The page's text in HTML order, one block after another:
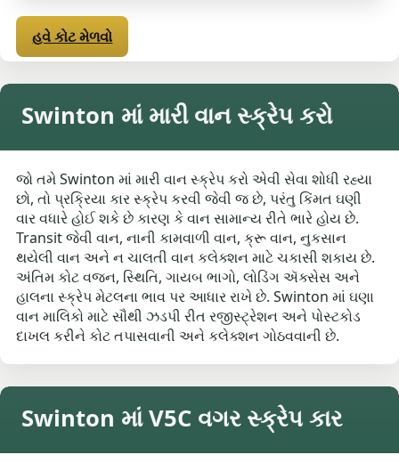
હવે કોટ મેળવો
Swinton માં મારી વાન સ્ક્રેપ કરો
જો તમે Swinton માં મારી વાન સ્ક્રેપ કરો એવી સેવા શોધી રહ્યા
છો, તો પ્રક્રિયા કાર સ્ક્રેપ કરવી જેવી જ છે, પરંતુ કિંમત ઘણી
વાર વધારે હોઈ શકે છે કારણ કે વાન સામાન્ય રીતે ભારે હોય છે.
Transit જેવી વાન, નાની કામવાળી વાન, ક્રૂ વાન, નુકસાન
થયેલી વાન અને ન ચાલતી વાન કલેક્શન માટે ચકાસી શકાય છે.
અંતિમ કોટ વજન, સ્થિતિ, ગાયબ ભાગો, લોડિંગ ઍક્સેસ અને
હાલના સ્ક્રેપ મેટલના ભાવ પર આધાર રાખે છે. Swinton માં ઘણા
વાન માલિકો માટે સૌથી ઝડપી રીત રજીસ્ટ્રેશન અને પોસ્ટકોડ
દાખલ કરીને કોટ તપાસવાની અને કલેક્શન ગોઠવવાની છે.
Swinton માં V5C વગર સ્ક્રેપ કાર